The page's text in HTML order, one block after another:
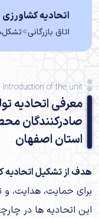
اتحادیه کشاورزی
اتاق بازرگانی
Introduction of the unit
معرفی اتحادیه
صادرکنندگان
استان اصفهان
هدف از تشکیل اتحادیه
برای حمایت، هدایت،
این اتحادیه ها در